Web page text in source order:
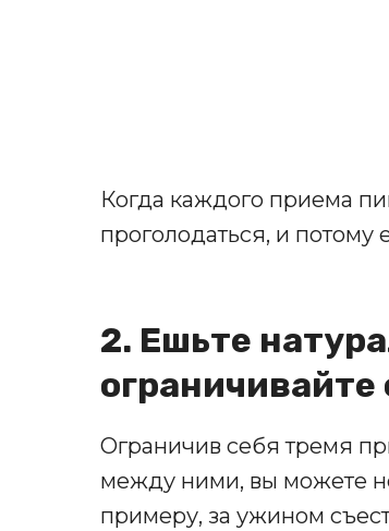
Когда каждого приема
проголодаться, и потому
2. Ешьте
ограничивайте
Ограничив себя тремя
между ними, вы можете
примеру, за ужином